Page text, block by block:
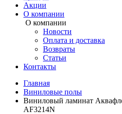
Акции
О компании
О компании
Новости
Оплата и доставка
Возвраты
Статьи
Контакты
Главная
Виниловые полы
Виниловый ламинат
AF3214N